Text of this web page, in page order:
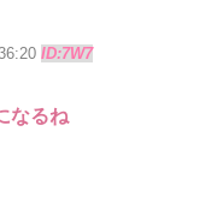
ID:7W7
なるね